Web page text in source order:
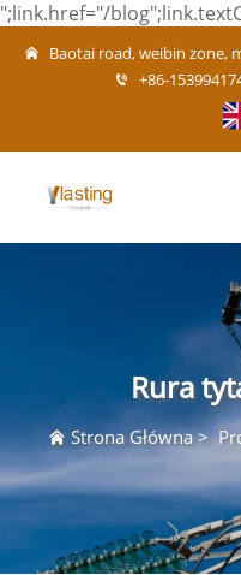
";link.href="/
Baotai road, weibin zone,
+86-
Rura
Strona Główna>